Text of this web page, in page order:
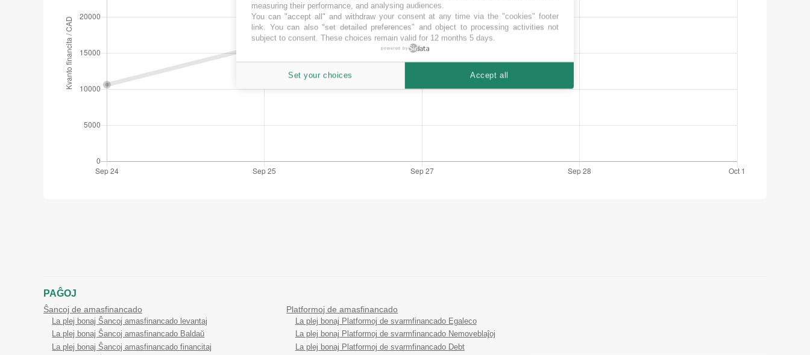
PAĜOJ
Ŝancoj de amasfinancado
La plej bonaj Ŝancoj amasfinancado levantaj
La plej bonaj Ŝancoj amasfinancado Baldaŭ
La plej bonaj Ŝancoj amasfinancado financitaj
Platformoj de amasfinancado
La plej bonaj Platformoj de svarmfinancado Egaleco
La plej bonaj Platformoj de svarmfinancado Nemoveblaĵoj
La plej bonaj Platformoj de svarmfinancado Debt
measuring their performance, and analysing audiences.
You can "accept all" and withdraw your consent at any time via the "cookies" footer
link. You can also "set detailed preferences" and object to processing activities not
subject to consent. These choices remain valid for 12 months 5 days.
powered by
Set your choices Accept all